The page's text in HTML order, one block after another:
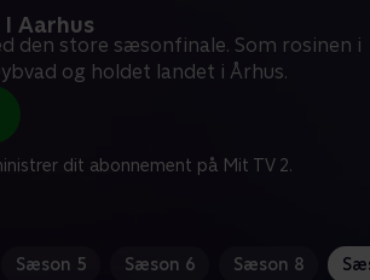
I Aarhus
den store sæsonfinale. Som rosinen i
og holdet landet i Århus.
dit abonnement på Mit TV 2.
Sæson 5 Sæson 6 Sæson 8